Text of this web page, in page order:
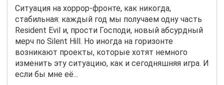
Ситуация на хоррор-фронте, как никогда,
стабильная: каждый год мы получаем одну часть
Resident Evil и, прости Господи, новый абсурдный
мерч по Silent Hill. Но иногда на горизонте
возникают проекты, которые хотят немного
изменить эту ситуацию, как и сегодняшняя игра. И
если бы мне её...